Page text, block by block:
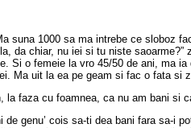
suna 1000 sa ma intrebe ce
da chiar, nu iei si tu niste
o femeie la vro 45/50 de ani, ma
Ma uit la ea pe geam si fac o fata
faza cu foamnea, ca nu am bani si
genu’ cois sa-ti dea bani fara sa-i